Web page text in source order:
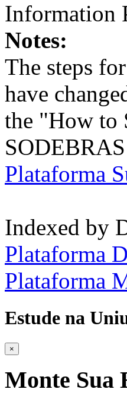
Information
Notes:
The steps
have
the "How to
Plataforma
Indexed by
Plataforma
Plataforma
Estude na
×
Monte Sua